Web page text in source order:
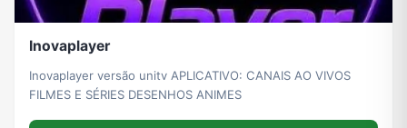
Inovaplayer
Inovaplayer versão unitv APLICATIVO: CANAIS AO VIVOS
FILMES E SÉRIES DESENHOS ANIMES